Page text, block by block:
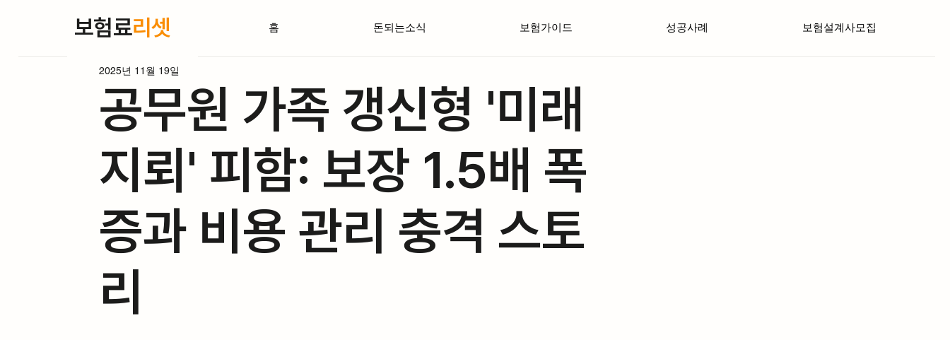
보험료리셋 홈 돈되는소식 보험가이드 성공사례 보험설계사모집
공무원 가족 갱신형 '미래
지뢰' 피함: 보장 1.5배 폭
증과 비용 관리 충격 스토
리
2025년 11월 19일